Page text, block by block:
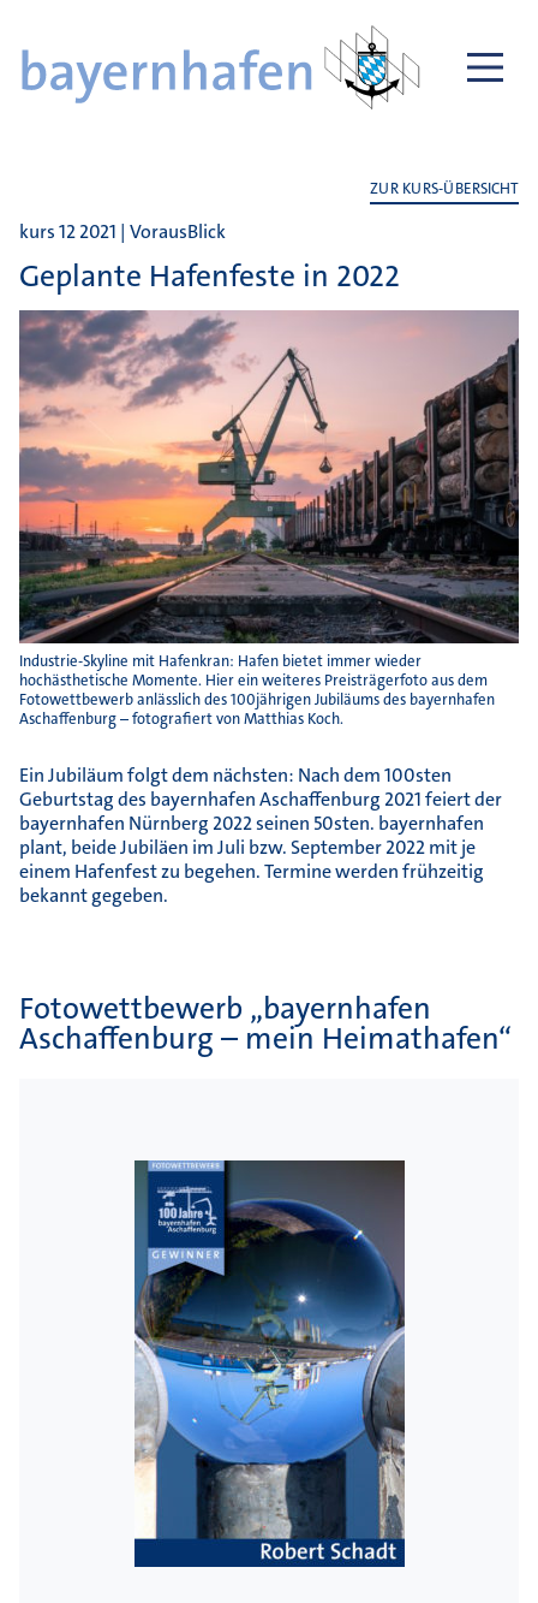
ZUR KURS-ÜBERSICHT
kurs 12 2021 | VorausBlick
Geplante Hafenfeste in 2022
Industrie-Skyline mit Hafenkran: Hafen bietet immer wieder
hochästhetische Momente. Hier ein weiteres Preisträgerfoto aus dem
Fotowettbewerb anlässlich des 100jährigen Jubiläums des bayernhafen
Aschaffenburg – fotografiert von Matthias Koch.
Ein Jubiläum folgt dem nächsten: Nach dem 100sten
Geburtstag des bayernhafen Aschaffenburg 2021 feiert der
bayernhafen Nürnberg 2022 seinen 50sten. bayernhafen
plant, beide Jubiläen im Juli bzw. September 2022 mit je
einem Hafenfest zu begehen. Termine werden frühzeitig
bekannt gegeben.
Fotowettbewerb „bayernhafen
Aschaffenburg – mein Heimathafen“
Anlässlich des 100-jährigen Jubiläums hatten
hafeninteressierte Hobbyfotografen die Möglichkeit, den
bayernhafen Aschaffenburg von einer neuen Seite